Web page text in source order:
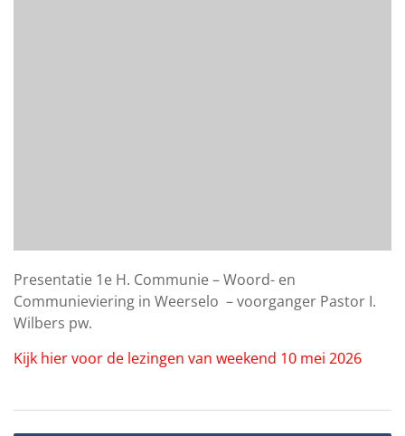
Presentatie 1e H. Communie – Woord- en
Communieviering in Weerselo – voorganger Pastor I.
Wilbers pw.
Kijk hier voor de lezingen van weekend 10 mei 2026